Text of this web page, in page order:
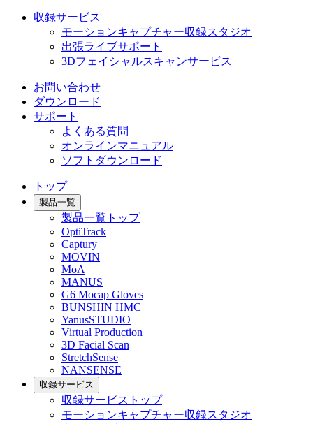
収録サービス
モーションキャプチャー収録スタジオ
出張ライブサポート
3Dフェイシャルスキャンサービス
お問い合わせ
ダウンロード
サポート
よくある質問
オンラインマニュアル
ソフトダウンロード
トップ
製品一覧
製品一覧トップ
OptiTrack
Captury
MOVIN
MoA
MANUS
G6 Mocap Gloves
BUNSHIN HMC
YanusSTUDIO
Virtual Production
3D Facial Scan
StretchSense
NANSENSE
収録サービス
収録サービストップ
モーションキャプチャー収録スタジオ